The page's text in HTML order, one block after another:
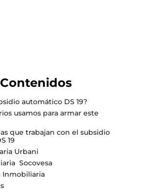
automático DS 19?
usamos para armar este
que trabajan con el subsidio
19
Urbani
Socovesa
Inmobiliaria